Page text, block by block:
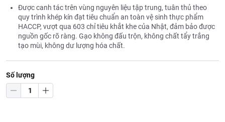
Được canh tác trên vùng nguyên liệu tập trung, tuân thủ theo
quy trình khép kín đạt tiêu chuẩn an toàn vệ sinh thực phẩm
HACCP, vượt qua 603 chỉ tiêu khắt khe của Nhật, đảm bảo được
nguồn gốc rõ ràng. Gạo không đấu trộn, không chất tẩy trắng
tạo mùi, không dư lượng hóa chất.
Số lượng